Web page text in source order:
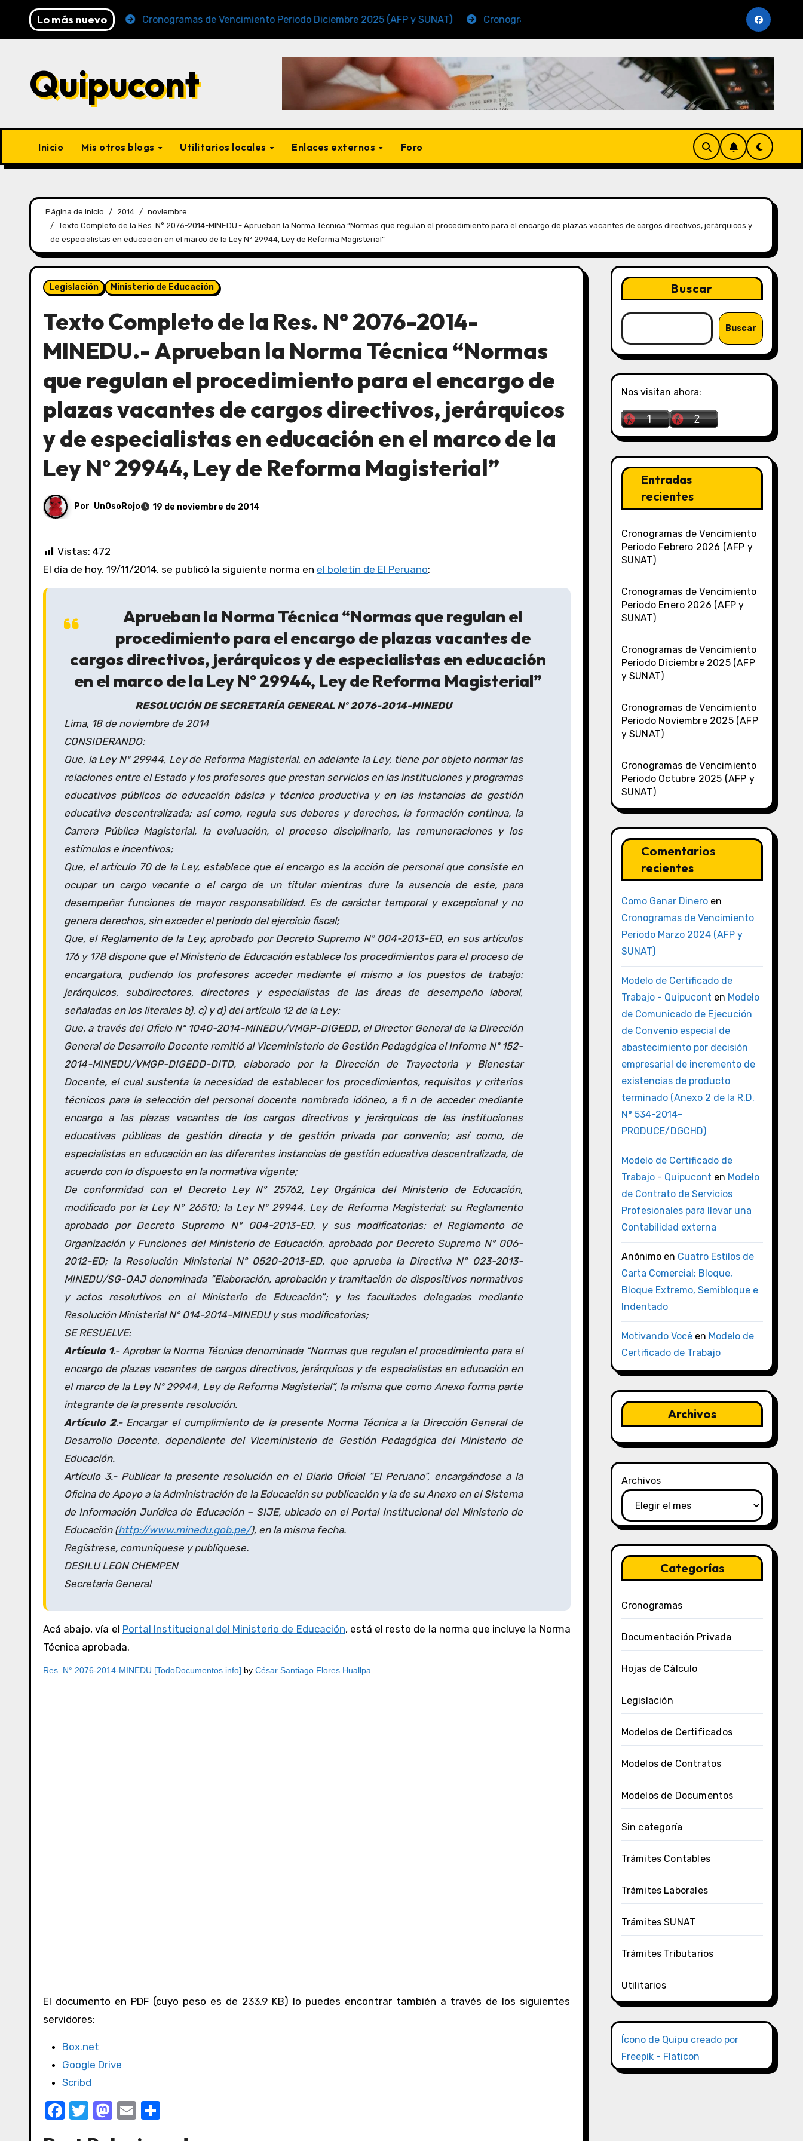
Lo más nuevo
y SUNAT) Cronogramas de Vencimiento Periodo Diciembre 2025 (AFP y SUNAT) Cronogramas de Vencimiento Periodo Noviembre 2025 (AFP y SUNAT)
Quipucont
Inicio Mis otros blogs Utilitarios locales Enlaces externos Foro
Página de inicio 2014
noviembre
Texto Completo de la Res. N° 2076-2014-MINEDU.- Aprueban la Norma Técnica “Normas que regulan el procedimiento para el encargo de plazas vacantes de cargos directivos, jerárquicos y
de especialistas en educación en el marco de la Ley Nº 29944, Ley de Reforma Magisterial”
Legislación Ministerio de Educación
Texto Completo de la Res. N° 2076-2014-
MINEDU.- Aprueban la Norma Técnica “Normas
que regulan el procedimiento para el encargo de
plazas vacantes de cargos directivos, jerárquicos
y de especialistas en educación en el marco de la
Ley Nº 29944, Ley de Reforma Magisterial”
Por UnOsoRojo 19 de noviembre de 2014
Vistas: 472
El día de hoy, 19/11/2014, se publicó la siguiente norma en el boletín de El Peruano:
Aprueban la Norma Técnica “Normas que regulan el
procedimiento para el encargo de plazas vacantes de
cargos directivos, jerárquicos y de especialistas en educación
en el marco de la Ley Nº 29944, Ley de Reforma Magisterial”
RESOLUCIÓN DE SECRETARÍA GENERAL Nº 2076-2014-MINEDU
Lima, 18 de noviembre de 2014
CONSIDERANDO:
Que, la Ley Nº 29944, Ley de Reforma Magisterial, en adelante la Ley, tiene por objeto normar las
relaciones entre el Estado y los profesores que prestan servicios en las instituciones y programas
educativos públicos de educación básica y técnico productiva y en las instancias de gestión
educativa descentralizada; así como, regula sus deberes y derechos, la formación continua, la
Carrera Pública Magisterial, la evaluación, el proceso disciplinario, las remuneraciones y los
estímulos e incentivos;
Que, el artículo 70 de la Ley, establece que el encargo es la acción de personal que consiste en
ocupar un cargo vacante o el cargo de un titular mientras dure la ausencia de este, para
desempeñar funciones de mayor responsabilidad. Es de carácter temporal y excepcional y no
genera derechos, sin exceder el periodo del ejercicio fiscal;
Que, el Reglamento de la Ley, aprobado por Decreto Supremo Nº 004-2013-ED, en sus artículos
176 y 178 dispone que el Ministerio de Educación establece los procedimientos para el proceso de
encargatura, pudiendo los profesores acceder mediante el mismo a los puestos de trabajo:
jerárquicos, subdirectores, directores y especialistas de las áreas de desempeño laboral,
señaladas en los literales b), c) y d) del artículo 12 de la Ley;
Que, a través del Oficio Nº 1040-2014-MINEDU/VMGP-DIGEDD, el Director General de la Dirección
General de Desarrollo Docente remitió al Viceministerio de Gestión Pedagógica el Informe Nº 152-
2014-MINEDU/VMGP-DIGEDD-DITD, elaborado por la Dirección de Trayectoria y Bienestar
Docente, el cual sustenta la necesidad de establecer los procedimientos, requisitos y criterios
técnicos para la selección del personal docente nombrado idóneo, a fi n de acceder mediante
encargo a las plazas vacantes de los cargos directivos y jerárquicos de las instituciones
educativas públicas de gestión directa y de gestión privada por convenio; así como, de
especialistas en educación en las diferentes instancias de gestión educativa descentralizada, de
acuerdo con lo dispuesto en la normativa vigente;
De conformidad con el Decreto Ley N° 25762, Ley Orgánica del Ministerio de Educación,
modificado por la Ley N° 26510; la Ley Nº 29944, Ley de Reforma Magisterial; su Reglamento
aprobado por Decreto Supremo N° 004-2013-ED, y sus modificatorias; el Reglamento de
Organización y Funciones del Ministerio de Educación, aprobado por Decreto Supremo N° 006-
2012-ED; la Resolución Ministerial N° 0520-2013-ED, que aprueba la Directiva N° 023-2013-
MINEDU/SG-OAJ denominada “Elaboración, aprobación y tramitación de dispositivos normativos
y actos resolutivos en el Ministerio de Educación”; y las facultades delegadas mediante
Resolución Ministerial N° 014-2014-MINEDU y sus modificatorias;
SE RESUELVE:
Artículo 1.- Aprobar la Norma Técnica denominada “Normas que regulan el procedimiento para el
encargo de plazas vacantes de cargos directivos, jerárquicos y de especialistas en educación en
el marco de la Ley Nº 29944, Ley de Reforma Magisterial”, la misma que como Anexo forma parte
integrante de la presente resolución.
Artículo 2.- Encargar el cumplimiento de la presente Norma Técnica a la Dirección General de
Desarrollo Docente, dependiente del Viceministerio de Gestión Pedagógica del Ministerio de
Educación.
Artículo 3.- Publicar la presente resolución en el Diario Oficial “El Peruano”, encargándose a la
Oficina de Apoyo a la Administración de la Educación su publicación y la de su Anexo en el Sistema
de Información Jurídica de Educación – SIJE, ubicado en el Portal Institucional del Ministerio de
Educación (http://www.minedu.gob.pe/), en la misma fecha.
Regístrese, comuníquese y publíquese.
DESILU LEON CHEMPEN
Secretaria General
Acá abajo, vía el Portal Institucional del Ministerio de Educación, está el resto de la norma que incluye la Norma
Técnica aprobada.
Res. N° 2076-2014-MINEDU [TodoDocumentos.info] by César Santiago Flores Huallpa
El documento en PDF (cuyo peso es de 233.9 KB) lo puedes encontrar también a través de los siguientes
servidores:
Box.net
Google Drive
Scribd
F
T
M E
Buscar
Buscar
Nos visitan ahora:
Entradas
recientes
Cronogramas de Vencimiento
Periodo Febrero 2026 (AFP y
SUNAT)
Cronogramas de Vencimiento
Periodo Enero 2026 (AFP y
SUNAT)
Cronogramas de Vencimiento
Periodo Diciembre 2025 (AFP
y SUNAT)
Cronogramas de Vencimiento
Periodo Noviembre 2025 (AFP
y SUNAT)
Cronogramas de Vencimiento
Periodo Octubre 2025 (AFP y
SUNAT)
Comentarios
recientes
Como Ganar Dineroen
Cronogramas de Vencimiento
Periodo Marzo 2024 (AFP y
SUNAT)
Modelo de Certificado de
Trabajo - Quipucont en Modelo
de Comunicado de Ejecución
de Convenio especial de
abastecimiento por decisión
empresarial de incremento de
existencias de producto
terminado (Anexo 2 de la R.D.
N° 534-2014-
PRODUCE/DGCHD)
Modelo de Certificado de
Trabajo - Quipucont en Modelo
de Contrato de Servicios
Profesionales para llevar una
Contabilidad externa
Anónimoen Cuatro Estilos de
Carta Comercial: Bloque,
Bloque Extremo, Semibloque e
Indentado
Motivando Vocêen Modelo de
Certificado de Trabajo
Archivos
Archivos
Categorías
Cronogramas
Documentación Privada
Hojas de Cálculo
Legislación
Modelos de Certificados
Modelos de Contratos
Modelos de Documentos
Sin categoría
Trámites Contables
Trámites Laborales
Trámites SUNAT
Trámites Tributarios
Utilitarios
Ícono de Quipu creado por
Freepik - Flaticon